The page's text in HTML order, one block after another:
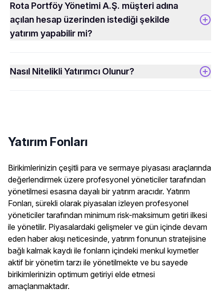
Rota Portföy Yönetimi A.Ş. müşteri adına
açılan hesap üzerinden istediği şekilde
yatırım yapabilir mi?
Nasıl Nitelikli Yatırımcı Olunur?
Yatırım Fonları
Birikimlerinizin çeşitli para ve sermaye piyasası araçlarında
değerlendirmek üzere profesyonel yöneticiler tarafından
yönetilmesi esasına dayalı bir yatırım aracıdır. Yatırım
Fonları, sürekli olarak piyasaları izleyen profesyonel
yöneticiler tarafından minimum risk-maksimum getiri ilkesi
ile yönetilir. Piyasalardaki gelişmeler ve gün içinde devam
eden haber akışı neticesinde, yatırım fonunun stratejisine
bağlı kalmak kaydı ile fonların içindeki menkul kıymetler
aktif bir yönetim tarzı ile yönetilmekte ve bu sayede
birikimlerinizin optimum getiriyi elde etmesi
amaçlanmaktadır.